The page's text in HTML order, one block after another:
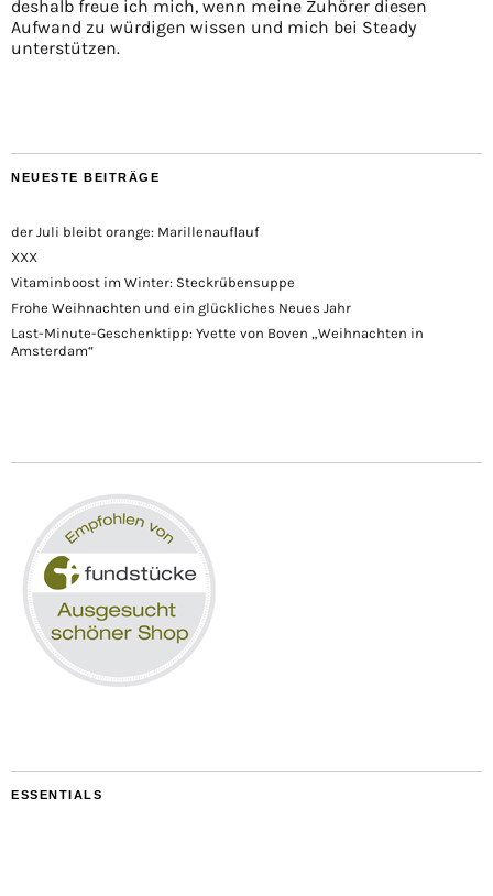
deshalb freue ich mich, wenn meine Zuhörer diesen
Aufwand zu würdigen wissen und mich bei Steady
unterstützen.
NEUESTE BEITRÄGE
der Juli bleibt orange: Marillenauflauf
XXX
Vitaminboost im Winter: Steckrübensuppe
Frohe Weihnachten und ein glückliches Neues Jahr
Last-Minute-Geschenktipp: Yvette von Boven „Weihnachten in
Amsterdam“
ESSENTIALS